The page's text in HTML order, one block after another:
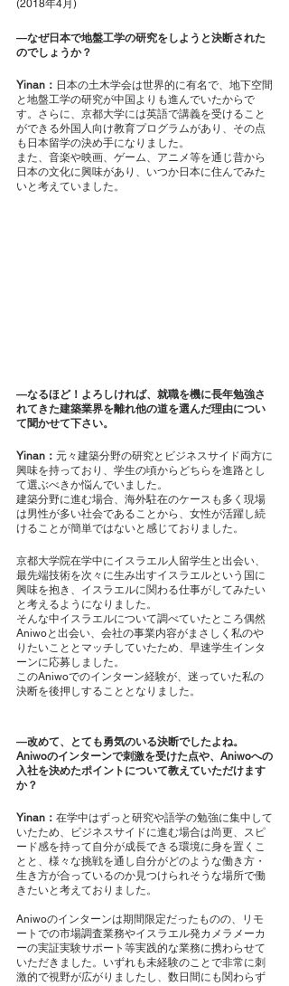
(2018年4月)
―なぜ日本で地盤工学の研究をしようと決断された
のでしょうか？
Yinan： 日本の土木学会は世界的に有名で、地下空間
と地盤工学の研究が中国よりも進んでいたからで
す。さらに、京都大学には英語で講義を受けること
ができる外国人向け教育プログラムがあり、その点
も日本留学の決め手になりました。
また、音楽や映画、ゲーム、アニメ等を通じ昔から
日本の文化に興味があり、いつか日本に住んでみた
いと考えていました。
―なるほど！よろしければ、就職を機に長年勉強さ
れてきた建築業界を離れ他の道を選んだ理由につい
て聞かせて下さい。
Yinan： 元々建築分野の研究とビジネスサイド両方に
興味を持っており、学生の頃からどちらを進路とし
て選ぶべきか悩んでいました。
建築分野に進む場合、海外駐在のケースも多く現場
は男性が多い社会であることから、女性が活躍し続
けることが簡単ではないと感じておりました。
京都大学院在学中にイスラエル人留学生と出会い、
最先端技術を次々に生み出すイスラエルという国に
興味を抱き、イスラエルに関わる仕事がしてみたい
と考えるようになりました。
そんな中イスラエルについて調べていたところ偶然
Aniwoと出会い、会社の事業内容がまさしく私のや
りたいこととマッチしていたため、早速学生インタ
ーンに応募しました。
このAniwoでのインターン経験が、迷っていた私の
決断を後押しすることとなりました。
―改めて、とても勇気のいる決断でしたよね。
Aniwoのインターンで刺激を受けた点や、Aniwoへの
入社を決めたポイントについて教えていただけます
か？
Yinan： 在学中はずっと研究や語学の勉強に集中して
いたため、ビジネスサイドに進む場合は尚更、スピ
ード感を持って自分が成長できる環境に身を置くこ
とと、様々な挑戦を通し自分がどのような働き方・
生き方が合っているのか見つけられそうな場所で働
きたいと考えておりました。
Aniwoのインターンは期間限定だったものの、リモ
ートでの市場調査業務やイスラエル発カメラメーカ
ーの実証実験サポート等実践的な業務に携わらせて
いただきました。いずれも未経験のことで非常に刺
激的で視野が広がりましたし、数日間にも関わらず